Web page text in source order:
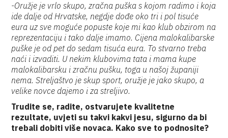
-Oružje je vrlo skupo, zračna puška s kojom radimo i koja
ide dalje od Hrvatske, negdje dođe oko tri i pol tisuće
eura uz sve moguće popuste koje mi kao klub obzirom na
reprezentaciju i tako dalje imamo. Cijena malokalibarske
puške je od pet do sedam tisuća eura. To stvarno treba
naći i izvaditi. U nekim klubovima tata i mama kupe
malokalibarsku i zračnu pušku, toga u našoj županiji
nema. Streljaštvo je skup sport, oružje je jako skupo, a
velike novce dajemo i za streljivo.
Trudite se, radite, ostvarujete kvalitetne
rezultate, uvjeti su takvi kakvi jesu, sigurno da bi
trebali dobiti više novaca. Kako sve to podnosite?